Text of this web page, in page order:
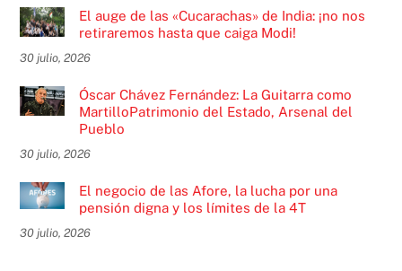
El auge de las «Cucarachas» de India: ¡no nos
retiraremos hasta que caiga Modi!
30 julio, 2026
Óscar Chávez Fernández: La Guitarra como
MartilloPatrimonio del Estado, Arsenal del
Pueblo
30 julio, 2026
El negocio de las Afore, la lucha por una
pensión digna y los límites de la 4T
30 julio, 2026